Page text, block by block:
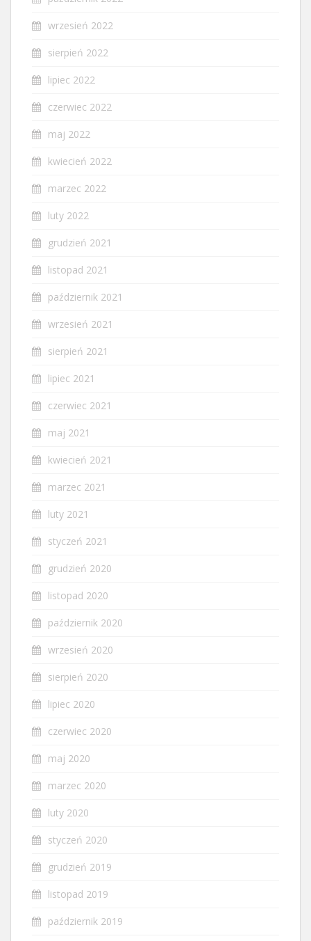
wrzesień 2022
sierpień 2022
lipiec 2022
czerwiec 2022
maj 2022
kwiecień 2022
marzec 2022
luty 2022
grudzień 2021
listopad 2021
październik 2021
wrzesień 2021
sierpień 2021
lipiec 2021
czerwiec 2021
maj 2021
kwiecień 2021
marzec 2021
luty 2021
styczeń 2021
grudzień 2020
listopad 2020
październik 2020
wrzesień 2020
sierpień 2020
lipiec 2020
czerwiec 2020
maj 2020
marzec 2020
luty 2020
styczeń 2020
grudzień 2019
listopad 2019
październik 2019